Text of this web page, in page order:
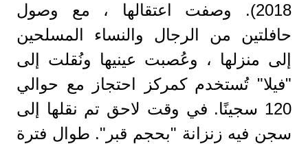
2018). وصفت اعتقالها ، مع وصول
حافلتين من الرجال والنساء المسلحين
إلى منزلها ، وعُصبت عينيها ونُقلت إلى
"فيلا" تُستخدم كمركز احتجاز مع حوالي
120 سجينًا. في وقت لاحق تم نقلها إلى
سجن فيه زنزانة "بحجم قبر". طوال فترة